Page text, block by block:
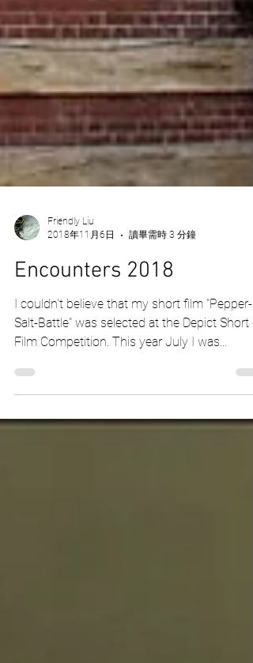
2018年11月6日
讀畢需時 3 分鐘
Encounters 2018
I couldn't believe that my short film "Pepper-
Film Competition. This year July I was...